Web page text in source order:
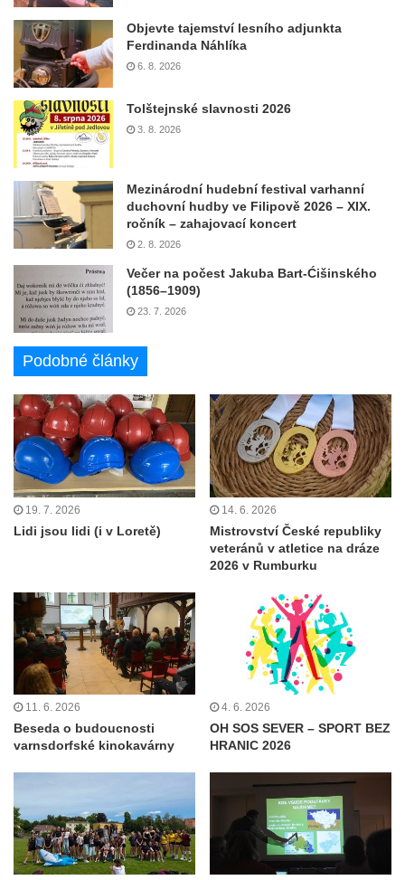
Objevte tajemství lesního adjunkta
Ferdinanda Náhlíka
6. 8. 2026
Tolštejnské slavnosti 2026
3. 8. 2026
Mezinárodní hudební festival varhanní
duchovní hudby ve Filipově 2026 – XIX.
ročník – zahajovací koncert
2. 8. 2026
Večer na počest Jakuba Bart-Ćišinského
(1856–1909)
23. 7. 2026
Podobné články
19. 7. 2026
Lidi jsou lidi (i v Loretě)
14. 6. 2026
Mistrovství České republiky
veteránů v atletice na dráze
2026 v Rumburku
11. 6. 2026
Beseda o budoucnosti
varnsdorfské kinokavárny
4. 6. 2026
OH SOS SEVER – SPORT BEZ
HRANIC 2026